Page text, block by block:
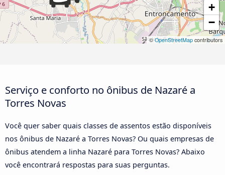
+
−
©OpenStreetMap contributors
Serviço e conforto no ônibus de Nazaré a
Torres Novas
Você quer saber quais classes de assentos estão disponíveis
nos ônibus de Nazaré a Torres Novas? Ou quais empresas de
ônibus atendem a linha Nazaré para Torres Novas? Abaixo
você encontrará respostas para suas perguntas.